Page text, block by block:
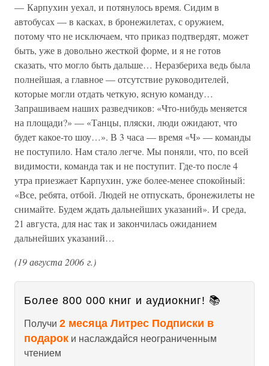
— Карпухин уехал, и потянулось время. Сидим в
автобусах — в касках, в бронежилетах, с оружием,
потому что не исключаем, что приказ подтвердят, может
быть, уже в довольно жесткой форме, и я не готов
сказать, что могло быть дальше… Неразбериха ведь была
полнейшая, а главное — отсутствие руководителей,
которые могли отдать четкую, ясную команду…
Запрашиваем наших разведчиков: «Что-нибудь меняется
на площади?» — «Танцы, пляски, люди ожидают, что
будет какое-то шоу…». В 3 часа — время «Ч» — команды
не поступило. Нам стало легче. Мы поняли, что, по всей
видимости, команда так и не поступит. Где-то после 4
утра приезжает Карпухин, уже более-менее спокойный:
«Все, ребята, отбой. Людей не отпускать, бронежилеты не
снимайте. Будем ждать дальнейших указаний». И среда,
21 августа, для нас так и закончилась ожиданием
дальнейших указаний…
(19 августа 2006 г.)
Более 800 000 книг и аудиокниг! 📚
Получи 2 месяца Литрес Подписки в
подарок и наслаждайся неограниченным
чтением